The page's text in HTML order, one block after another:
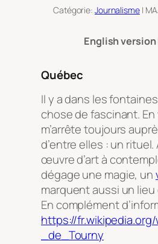
Catégorie: Journalisme|
English
Québec
Il y a dans les
chose de fascinant. En
m’arrête toujours
d’entre elles : un rituel.
œuvre d’art à
dégage une magie, un
marquent aussi un
En complément
https://
_de_Tourny